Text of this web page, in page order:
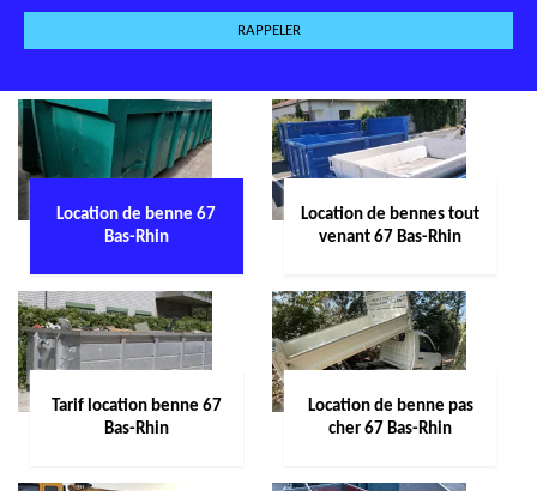
Location de benne 67
Bas-Rhin
Location de bennes tout
venant 67 Bas-Rhin
Tarif location benne 67
Bas-Rhin
Location de benne pas
cher 67 Bas-Rhin